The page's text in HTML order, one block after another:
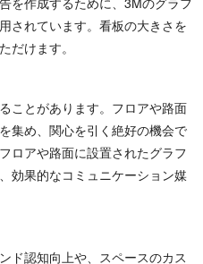
されています。看板の大きさを
だけます。
ことがあります。フロアや路面
集め、関心を引く絶好の機会で
ロアや路面に設置されたグラフ
効果的なコミュニケーション媒
ド認知向上や、スペースのカス